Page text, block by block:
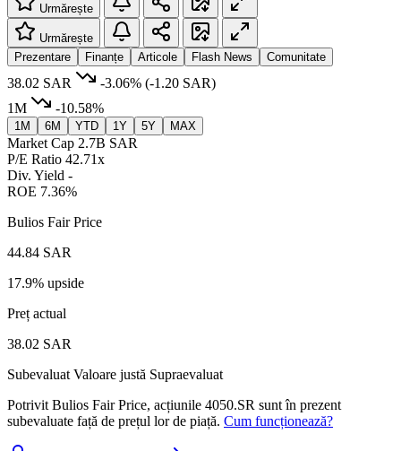
Urmărește
Urmărește
Prezentare
Finanțe Articole Flash News Comunitate
38.02 SAR -3.06% (-1.20 SAR)
1M
-10.58%
1M 6M YTD 1Y 5Y MAX
Market Cap 2.7B SAR
P/E Ratio 42.71x
Div. Yield -
ROE 7.36%
Bulios Fair Price
44.84 SAR
17.9% upside
Preț actual
38.02 SAR
Subevaluat Valoare justă Supraevaluat
Potrivit Bulios Fair Price, acțiunile 4050.SR sunt în prezent
subevaluate față de prețul lor de piață. Cum funcționează?